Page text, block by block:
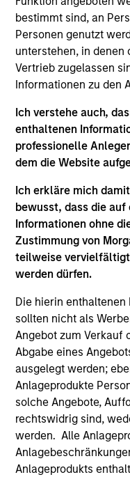
bestimmt sind, an
Personen genutzt
unterstehen, in denen
Vertrieb zugelassen
Informationen zu den
Ich verstehe auch,
enthaltenen
professionelle
dem die Website
Ich erkläre mich
bewusst, dass die
Informationen ohne
Zustimmung von
teilweise
werden dürfen.
Die hierin
sollten nicht als
Angebot zum Verkauf
Abgabe eines
ausgelegt werden;
Anlageprodukte
solche Angebote,
rechtswidrig sind,
werden. Alle
Anlageprodukts
Educate 360, World
Conditioning, Fairway
and previously
Creative Circle,
and CoAdvantage Inc
from The Wharton
Pennsylvania.
Team Insights
PRESS RELEASE
Morgan
Acquires
Investment funds
Capital Partners